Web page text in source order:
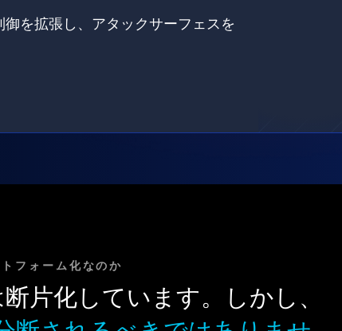
を拡張し、アタックサーフェスを
フォーム化なのか
片化しています。しかし、